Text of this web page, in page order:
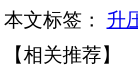
本文标签： 升
【相关推荐】